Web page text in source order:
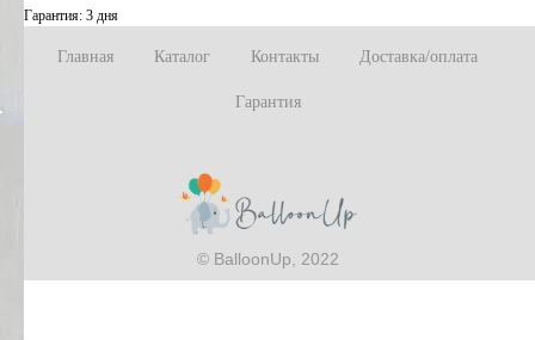
Гарантия: 3 дня
Главная Каталог Контакты Доставка/оплата
Гарантия
© BalloonUp, 2022